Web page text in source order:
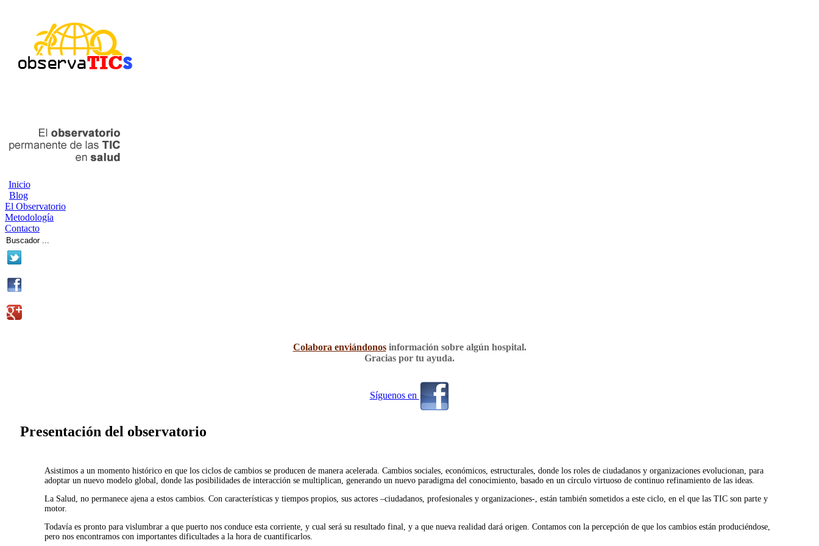
Inicio
Blog
El Observatorio
Metodología
Contacto
Colabora enviándonosinformación sobre algún hospital.
Gracias por tu ayuda.
Síguenos en
Presentación del observatorio
Asistimos a un momento histórico en que los ciclos de cambios se producen de manera acelerada. Cambios sociales, económicos, estructurales, donde los roles de ciudadanos y organizaciones evolucionan, para
adoptar un nuevo modelo global, donde las posibilidades de interacción se multiplican, generando un nuevo paradigma del conocimiento, basado en un círculo virtuoso de continuo refinamiento de las ideas.
La Salud, no permanece ajena a estos cambios. Con características y tiempos propios, sus actores –ciudadanos, profesionales y organizaciones-, están también sometidos a este ciclo, en el que las TIC son parte y
motor.
Todavía es pronto para vislumbrar a que puerto nos conduce esta corriente, y cual será su resultado final, y a que nueva realidad dará origen. Contamos con la percepción de que los cambios están produciéndose,
pero nos encontramos con importantes dificultades a la hora de cuantificarlos.